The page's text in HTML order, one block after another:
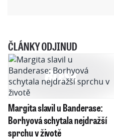
ČLÁNKY ODJINUD
Margita slavil u Banderase:
Borhyová schytala nejdražší
sprchu v životě